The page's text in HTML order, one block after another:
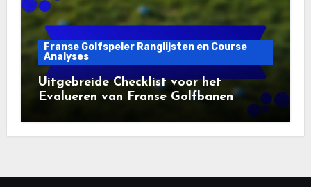
Franse Golfspeler Ranglijsten en Course
Analyses
Uitgebreide Checklist voor het
Evalueren van Franse Golfbanen